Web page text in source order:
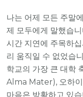
나는 어제 모든 주말
제 모두에게 말했습
시간 지연에 주목하
리 움직일 수 없었습
학교의 가장 큰 대학
Alma Mater), 오하이
마음은 방황하고 있